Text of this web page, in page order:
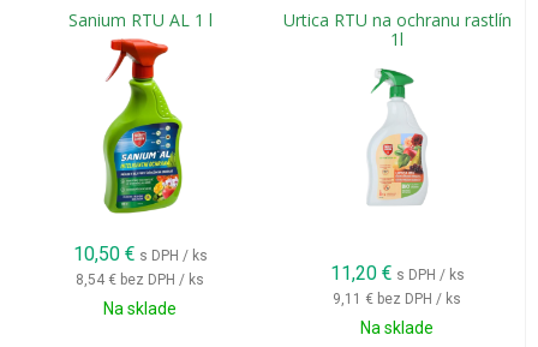
Systémové insekticídy
Systémové prípravky prenikajú do rastlinných pletív a
rozvádzajú sa po celej rastline. Škodcovia prijímajú účinnú
látku počas cicania alebo požierania rastlinných častí.
Výhodou systémových insekticídov je
dlhodobá ochrana,
účinok aj proti skrytým škodcom,
ochrana nových prírastkov,
vyššia odolnosť voči dažďu po zaschnutí postreku.
Sanium RTU AL 1 l
10,50 € s DPH / ks
8,54 € bez DPH / ks
Na sklade
Urtica RTU na ochranu rastlín
1l
11,20 € s DPH / ks
9,11 € bez DPH / ks
Na sklade